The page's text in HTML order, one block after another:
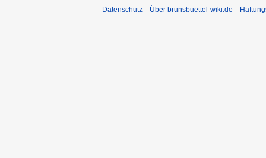
Datenschutz Über brunsbuettel-wiki.de